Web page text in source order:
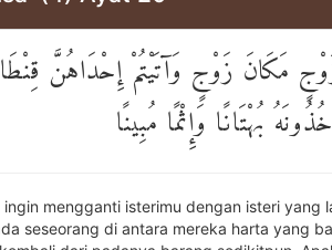
مَكَانَ زَوْجٍ وَآتَيْتُمْ إِحْدَاهُنَّ
بُهْتَانًا وَإِثْمًا مُبِينًا
ingin mengganti isterimu dengan isteri yang
seseorang di antara mereka harta yang